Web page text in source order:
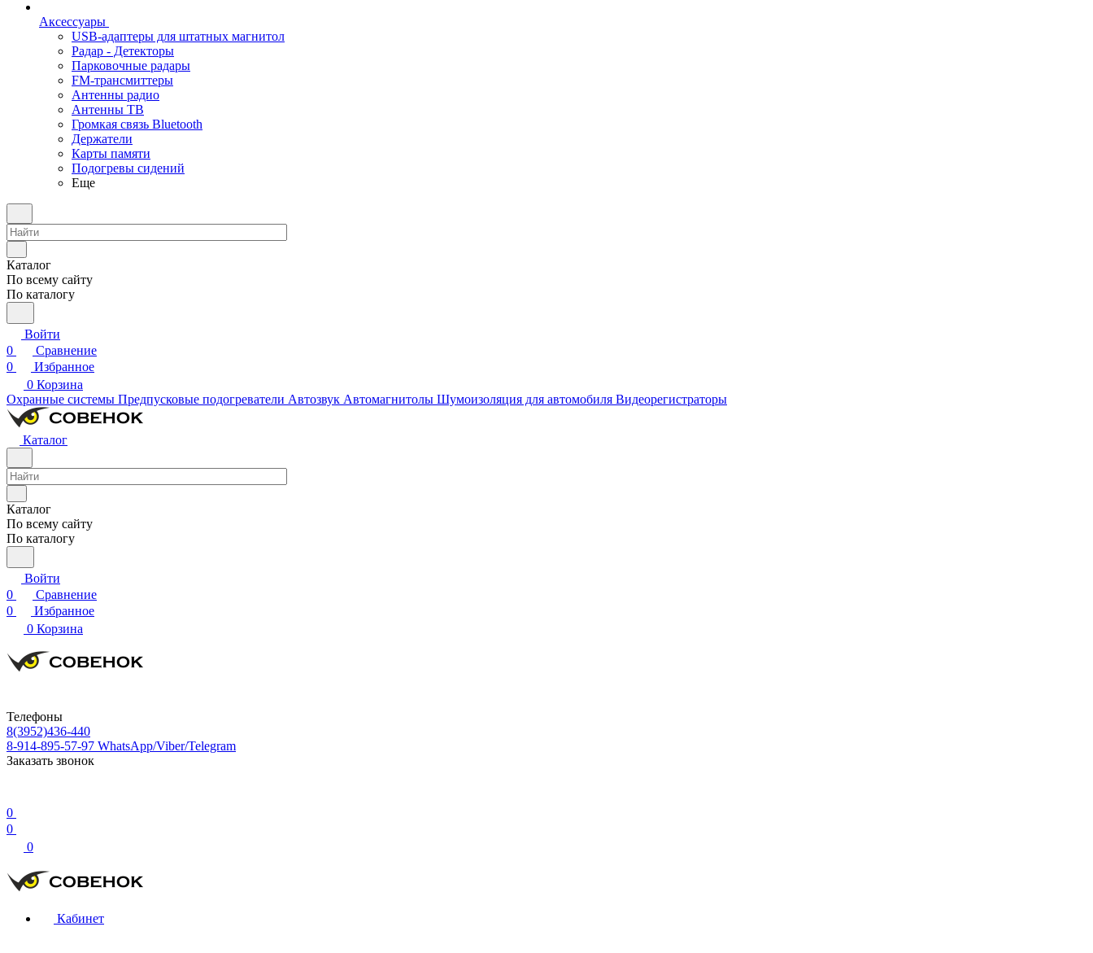
Аксессуары
USB-адаптеры для штатных магнитол
Радар - Детекторы
Парковочные радары
FM-трансмиттеры
Антенны радио
Антенны ТВ
Громкая связь Bluetooth
Держатели
Карты памяти
Подогревы сидений
Еще
Каталог
По всему сайту
По каталогу
Войти
0
Сравнение
0
Избранное
0 Корзина
Охранные системы Предпусковые подогреватели Автозвук Автомагнитолы Шумоизоляция для автомобиля Видеорегистраторы
Каталог
Каталог
По всему сайту
По каталогу
Войти
0
Сравнение
0
Избранное
0 Корзина
Телефоны
8(3952)436-440
8-914-895-57-97 WhatsApp/Viber/Telegram
Заказать звонок
0
0
0
Кабинет